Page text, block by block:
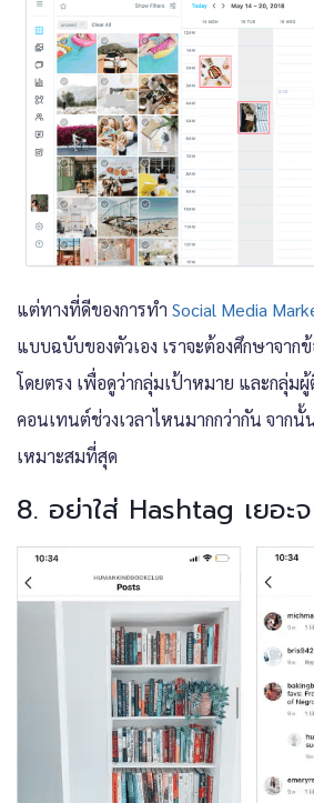
แต่ทางที่ดีของการทำ Social Media
แบบฉบับของตัวเอง เราจะต้องศึกษาจา
โดยตรง เพื่อดูว่ากลุ่มเป้าหมาย และกลุ่ม
คอนเทนต์ช่วงเวลาไหนมากกว่ากัน จากนั้
เหมาะสมที่สุด
8. อย่าใส่ Hashtag เยอะ